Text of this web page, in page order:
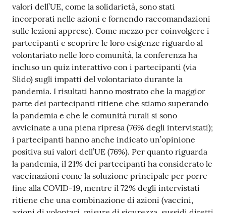
valori dell’UE, come la solidarietà, sono stati
incorporati nelle azioni e fornendo raccomandazioni
sulle lezioni apprese). Come mezzo per coinvolgere i
partecipanti e scoprire le loro esigenze riguardo al
volontariato nelle loro comunità, la conferenza ha
incluso un quiz interattivo con i partecipanti (via
Slido) sugli impatti del volontariato durante la
pandemia. I risultati hanno mostrato che la maggior
parte dei partecipanti ritiene che stiamo superando
la pandemia e che le comunità rurali si sono
avvicinate a una piena ripresa (76% degli intervistati);
i partecipanti hanno anche indicato un’opinione
positiva sui valori dell’UE (76%). Per quanto riguarda
la pandemia, il 21% dei partecipanti ha considerato le
vaccinazioni come la soluzione principale per porre
fine alla COVID-19, mentre il 72% degli intervistati
ritiene che una combinazione di azioni (vaccini,